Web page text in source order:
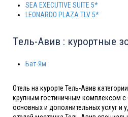
SEA EXECUTIVE SUITE 5*
LEONARDO PLAZA TLV 5*
Тель-Авив : курортные
Бат-Ям
Отель на курорте Тель-Авив
крупным гостиничным комплексом
основных и дополнительных услуг и